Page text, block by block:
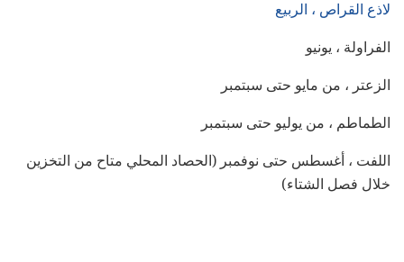
لاذع القراص ، الربيع
الفراولة ، يونيو
الزعتر ، من مايو حتى سبتمبر
الطماطم ، من يوليو حتى سبتمبر
اللفت ، أغسطس حتى نوفمبر (الحصاد المحلي متاح من التخزين
خلال فصل الشتاء)